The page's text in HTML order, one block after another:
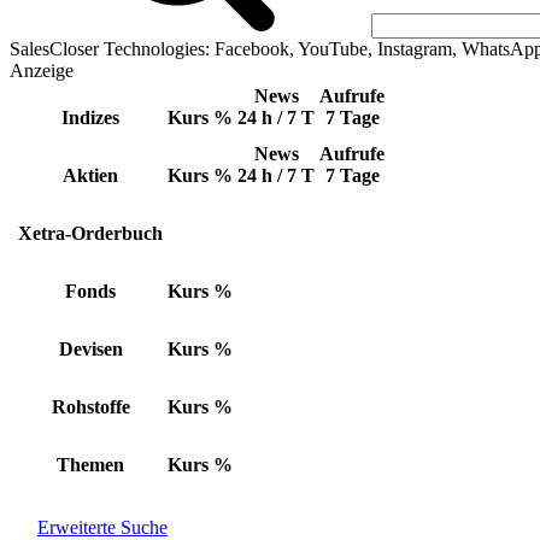
SalesCloser Technologies: Facebook, YouTube, Instagram,
Anzeige
Indizes Kurs %
News
24 h / 7 T
Aufrufe
7 Tage
Aktien Kurs %
News
24 h / 7 T
Aufrufe
7 Tage
Xetra-Orderbuch
Fonds Kurs %
Devisen Kurs %
Rohstoffe Kurs %
Themen Kurs %
Erweiterte Suche